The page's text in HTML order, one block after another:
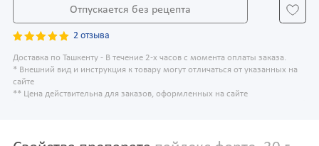
Отпускается без рецепта
2 отзыва
Доставка по Ташкенту - В течение 2-х часов с момента оплаты заказа.
* Внешний вид и инструкция к товару могут отличаться от указанных на
сайте
** Цена действительна для заказов, оформленных на сайте